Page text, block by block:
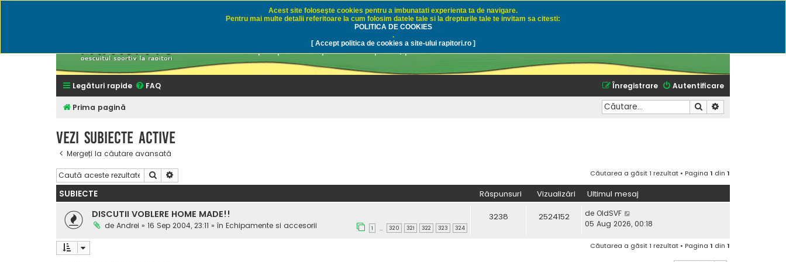
Rapitori.ro - Pescuit sportiv
Discutii despre pescuit sportiv la rapitori, pescuitul cu naluci sau momeli naturale
Legături rapide FAQ Autentificare
Înregistrare
Prima pagină Căutare
Vezi subiecte active
Mergeți la căutare avansată
Căutare Căutarea a găsit 1 rezultat • Pagina 1 din 1
SUBIECTE Răspunsuri Vizualizări Ultimul mesaj
DISCUTII VOBLERE HOME MADE!!
de Andrei » 16 Sep 2004, 23:11 » în Echipamente si accesorii 1 … 320 321 322 323 324
3238 2524152 de OldSVF
05 Aug 2026, 00:18
Căutarea a găsit 1 rezultat • Pagina 1 din 1
Acest site foloseşte cookies pentru a imbunatati experienta ta de navigare.
Pentru mai multe detalii referitoare la cum folosim datele tale si la drepturile tale te invitam sa citesti:
POLITICA DE COOKIES
.
[ Accept politica de cookies a site-ului rapitori.ro ]